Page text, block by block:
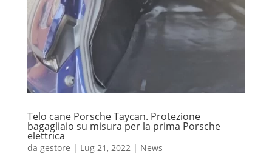
Telo cane Porsche Taycan. Protezione
bagagliaio su misura per la prima Porsche
elettrica
da gestore | Lug 21, 2022| News